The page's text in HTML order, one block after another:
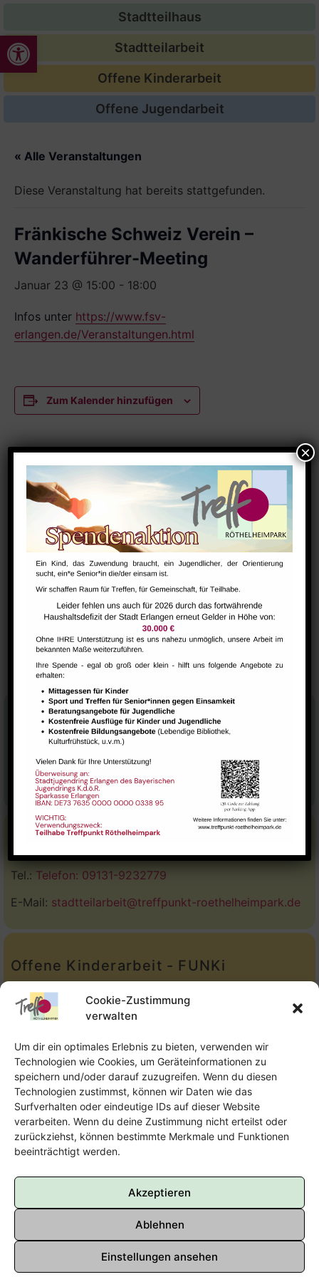
Werkzeugleiste öffnen
Cookie-Zustimmung
verwalten
Um dir ein optimales Erlebnis zu bieten, verwenden wir
Technologien wie Cookies, um Geräteinformationen zu
speichern und/oder darauf zuzugreifen. Wenn du diesen
Technologien zustimmst, können wir Daten wie das
Surfverhalten oder eindeutige IDs auf dieser Website
verarbeiten. Wenn du deine Zustimmung nicht erteilst oder
zurückziehst, können bestimmte Merkmale und Funktionen
beeinträchtigt werden.
Akzeptieren
Ablehnen
Einstellungen ansehen
Stadtteilhaus
Stadtteilarbeit
Offene Kinderarbeit
Offene Jugendarbeit
« Alle Veranstaltungen
Diese Veranstaltung hat bereits stattgefunden.
Fränkische Schweiz Verein –
Wanderführer-Meeting
Januar 23 @ 15:00 - 18:00
Infos unter https://www.fsv-
erlangen.de/Veranstaltungen.html
Zum Kalender hinzufügen
DETAILS
Datum:
Januar 23
15:00 - 18:00
VERANSTALTUNGSORT
Raum 102
Hausaufgabenbetreuung (nicht
während der Ferien)
Bharathanatiyam
Stadtteilhaus
09131-9232777
E-Mail:leitung@treffpunkt-roethelheimpark.de
Tel.: Telefon: 09131-9232779
E-Mail: stadtteilarbeit@treffpunkt-roethelheimpark.de
Offene Kinderarbeit - FUNKi
Tel.:Telefon: 09131-610749
E-Mail:oka@treffpunkt-roethelheimpark.de
Offene Jugendarbeit - Easthouse
Tel:
09131–302259
E-Mail:oja@treffpunkt-roethelheimpark.de